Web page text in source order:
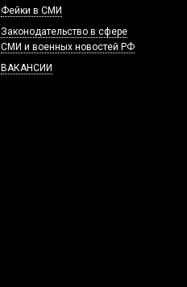
Фейки в СМИ
Законодательство в сфере
СМИ и военных новостей РФ
ВАКАНСИИ